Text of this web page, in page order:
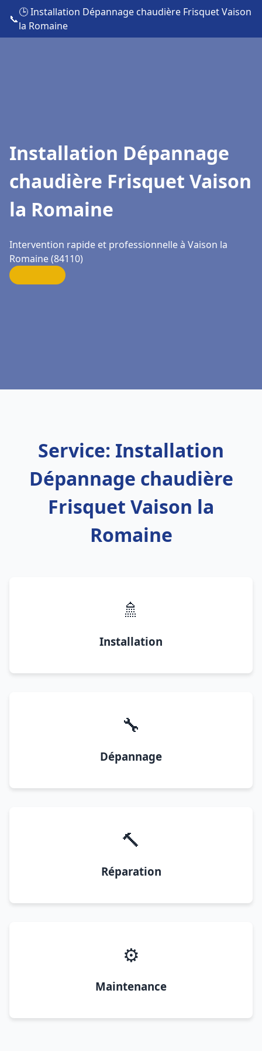
📞
🕒 Installation Dépannage chaudière Frisquet Vaison
la Romaine
Installation Dépannage
chaudière Frisquet Vaison
la Romaine
Intervention rapide et professionnelle à Vaison la
Romaine (84110)
Service: Installation
Dépannage chaudière
Frisquet Vaison la
Romaine
🚿
Installation
🔧
Dépannage
🔨
Réparation
⚙️
Maintenance